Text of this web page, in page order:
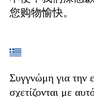
您购物愉快。
Συγγνώμη για την
σχετίζονται με